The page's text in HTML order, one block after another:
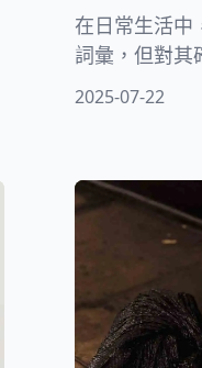
在日常生活中
詞彙，但對其
作為民法中的
中的應用，
法律概念。
2025-07-22